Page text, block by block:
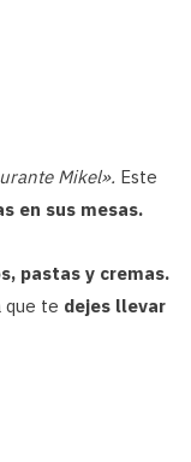
Mikel». Este
en sus mesas.
pastas y cremas.
que te dejes llevar